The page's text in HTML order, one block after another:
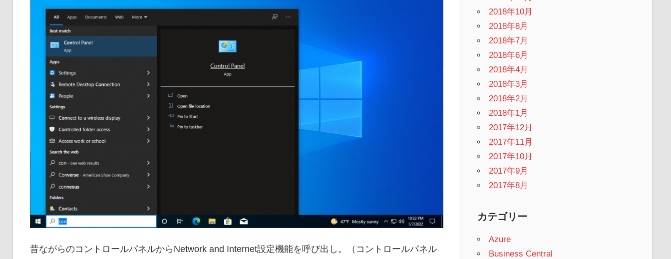
昔ながらのコントロールパネルからNetwork and Internet設定機能を呼び出し。（コントロールパネル
2018年10月
2018年8月
2018年7月
2018年6月
2018年4月
2018年3月
2018年2月
2018年1月
2017年12月
2017年11月
2017年10月
2017年9月
2017年8月
カテゴリー
Azure
Business Central